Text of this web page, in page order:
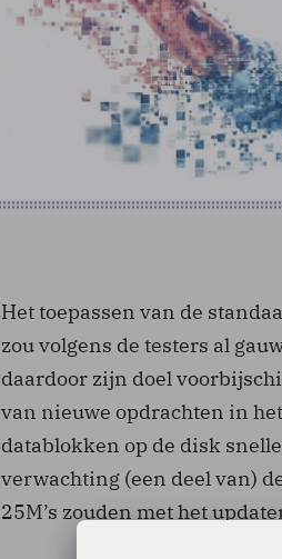
Het toepassen van de
zou volgens de testers al
daardoor zijn doel
van nieuwe opdrachten in
datablokken op de disk
verwachting (een deel van)
25M’s zouden met het